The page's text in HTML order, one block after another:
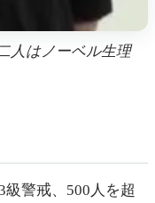
人はノーベル生理
警戒、500人を超